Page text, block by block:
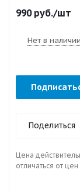
990руб./шт
Нет в наличии
Поделиться
Цена
отличаться от